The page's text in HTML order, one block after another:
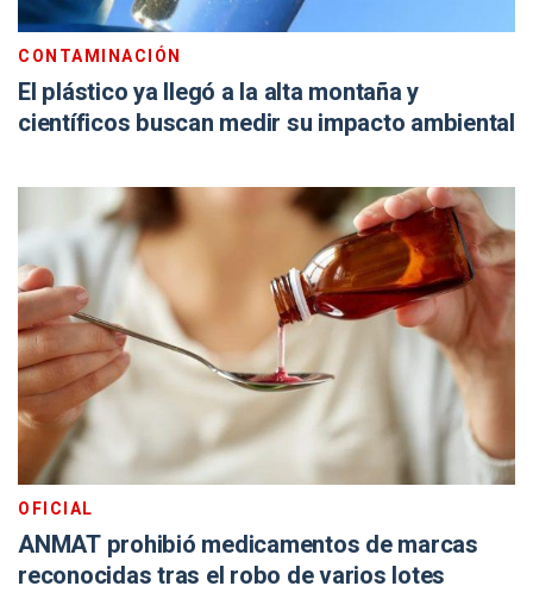
CONTAMINACIÓN
El plástico ya llegó a la alta montaña y
científicos buscan medir su impacto ambiental
OFICIAL
ANMAT prohibió medicamentos de marcas
reconocidas tras el robo de varios lotes